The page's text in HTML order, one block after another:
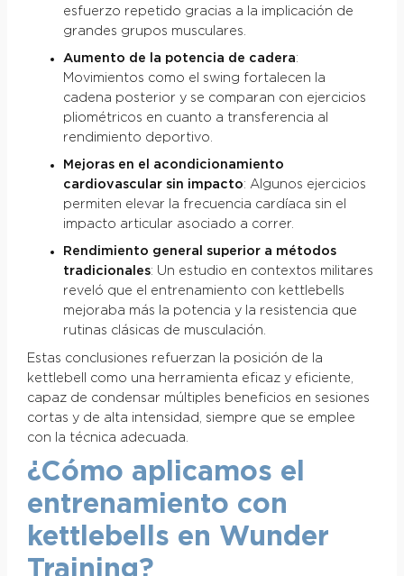
esfuerzo repetido gracias a la implicación de
grandes grupos musculares.
Aumento de la potencia de cadera:
Movimientos como el swing fortalecen la
cadena posterior y se comparan con ejercicios
pliométricos en cuanto a transferencia al
rendimiento deportivo.
Mejoras en el acondicionamiento
cardiovascular sin impacto: Algunos ejercicios
permiten elevar la frecuencia cardíaca sin el
impacto articular asociado a correr.
Rendimiento general superior a métodos
tradicionales: Un estudio en contextos militares
reveló que el entrenamiento con kettlebells
mejoraba más la potencia y la resistencia que
rutinas clásicas de musculación.
Estas conclusiones refuerzan la posición de la
kettlebell como una herramienta eficaz y eficiente,
capaz de condensar múltiples beneficios en sesiones
cortas y de alta intensidad, siempre que se emplee
con la técnica adecuada.
¿Cómo aplicamos el
entrenamiento con
kettlebells en Wunder
Training?